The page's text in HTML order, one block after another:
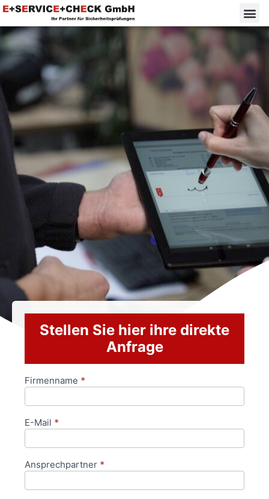
Stellen Sie hier ihre direkte
Anfrage
Anfrageformular
Firmenname *
E-Mail *
Ansprechpartner *